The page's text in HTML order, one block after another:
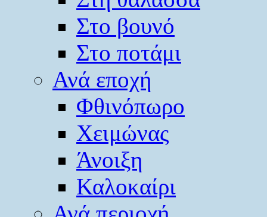
Στο βουνό
Στο ποτάμι
Ανά εποχή
Φθινόπωρο
Χειμώνας
Άνοιξη
Καλοκαίρι